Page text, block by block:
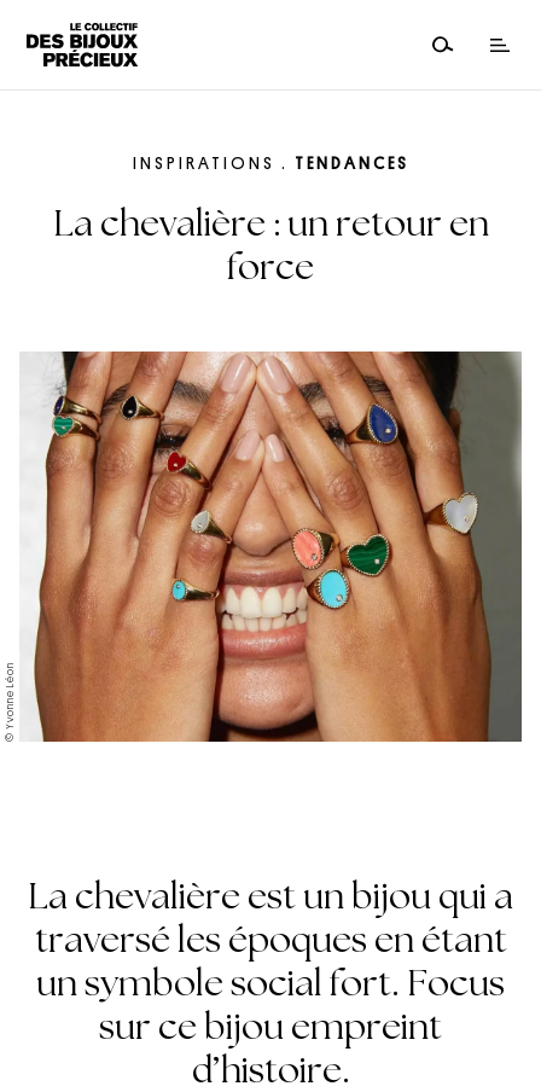
© Yvonne Léon
INSPIRATIONS . TENDANCES
La chevalière : un retour en
force
La chevalière est un bijou qui a
traversé les époques en étant
un symbole social fort. Focus
sur ce bijou empreint
d’histoire.